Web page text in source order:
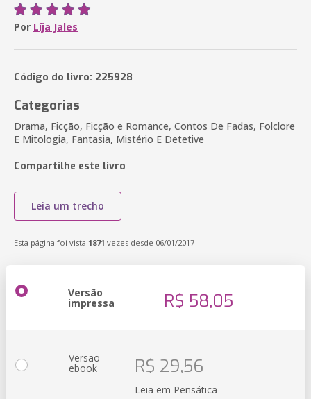
Por Líja Jales
Código do livro: 225928
Categorias
Drama, Ficção, Ficção e Romance, Contos De Fadas, Folclore
E Mitologia, Fantasia, Mistério E Detetive
Compartilhe este livro
Leia um trecho
Esta página foi vista 1871 vezes desde 06/01/2017
Versão
impressa R$ 58,05
Versão
ebook R$ 29,56
Leia em Pensática